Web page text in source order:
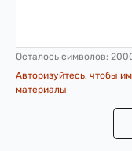
Осталось символов:
Авторизуйтесь, чтобы
материалы